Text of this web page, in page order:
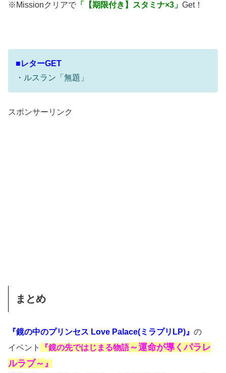
※Missionクリアで 「【期限付き】スタミナ×3」 Get！
■レターGET
・ルスラン「無題」
スポンサーリンク
まとめ
『鏡の中のプリンセス Love Palace(ミラプリLP)』 の
イベント
『鏡の先ではじまる物語～運命が導くパラレ
ルラブ～ 』